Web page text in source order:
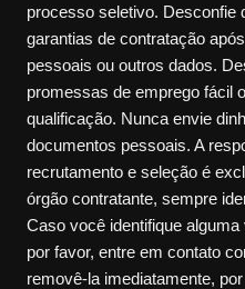
processo seletivo. Desconfie
garantias de contratação
pessoais ou outros dados.
promessas de emprego fácil
qualificação. Nunca envie
documentos pessoais. A
recrutamento e seleção é
órgão contratante, sempre
Caso você identifique
por favor, entre em contato
removê-la imediatamente,